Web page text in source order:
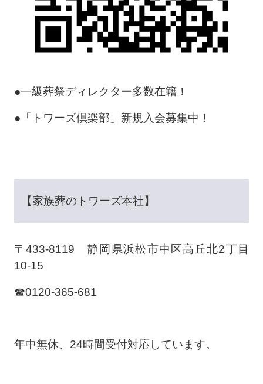
●一級葬祭ディレクター多数在籍！
●「トワーズ倶楽部」新規入会募集中！
【家族葬のトワーズ本社】
〒433-8119 静岡県浜松市中区高丘北2丁目
10-15
☎0120-365-681
年中無休、24時間受付対応しています。